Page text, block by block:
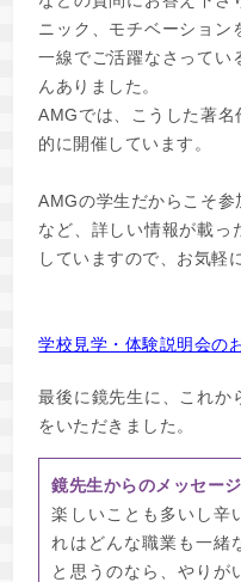
ニック、モチベーション
一線でご活躍なさってい
んありました。
AMGでは、こうした著
的に開催しています。
AMGの学生だからこそ
など、詳しい情報が載っ
していますので、お気軽
学校見学・体験説明会の
最後に鏡先生に、これか
をいただきました。
鏡先生からのメッセージ
楽しいことも多いし辛
れはどんな職業も一緒
と思うのなら、やりが